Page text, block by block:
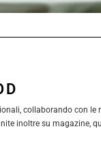
collaborando con le
inoltre su magazine,